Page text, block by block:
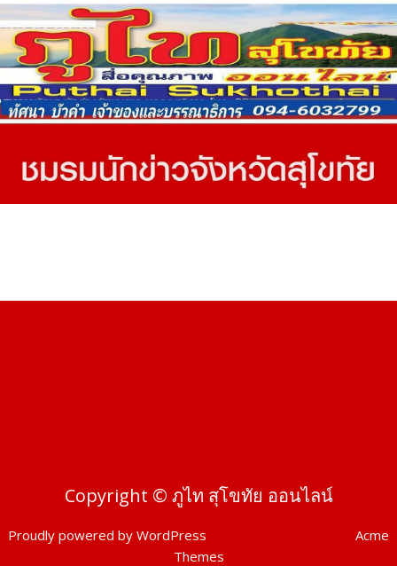
Copyright © ภูไท สุโขทัย ออนไลน์
Proudly powered by WordPress
Acme
Themes